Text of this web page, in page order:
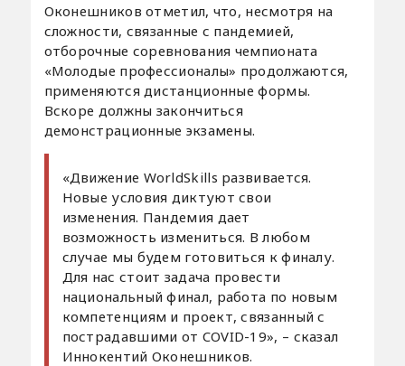
Оконешников отметил, что, несмотря на
сложности, связанные с пандемией,
отборочные соревнования чемпионата
«Молодые профессионалы» продолжаются,
применяются дистанционные формы.
Вскоре должны закончиться
демонстрационные экзамены.
«Движение WorldSkills развивается.
Новые условия диктуют свои
изменения. Пандемия дает
возможность измениться. В любом
случае мы будем готовиться к финалу.
Для нас стоит задача провести
национальный финал, работа по новым
компетенциям и проект, связанный с
пострадавшими от COVID-19», – сказал
Иннокентий Оконешников.